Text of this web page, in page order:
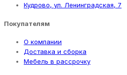
Кудрово, ул. Ленинградская, 7
Покупателям
О компании
Доставка и сборка
Мебель в рассрочку